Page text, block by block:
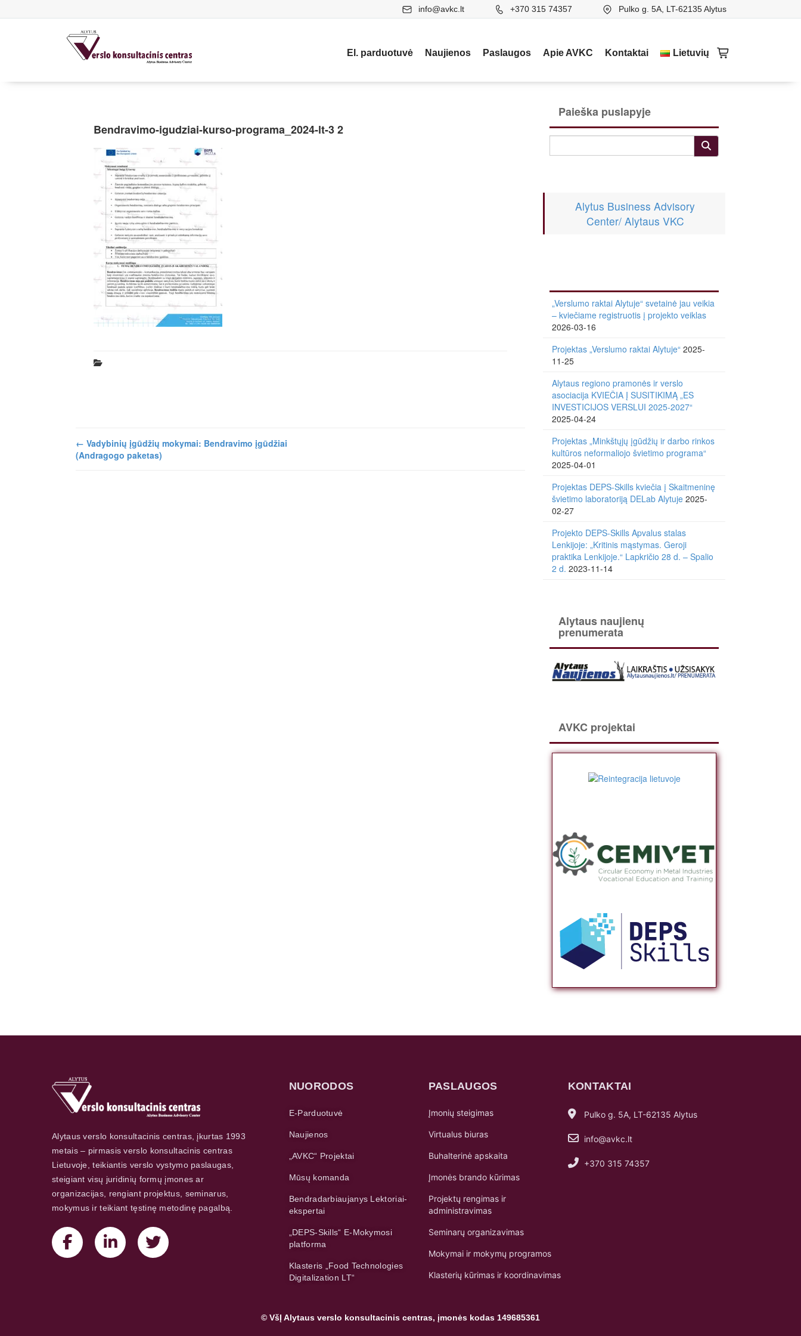
info@avkc.lt +370 315 74357 Pulko g. 5A, LT-62135 Alytus
El. parduotuvė Naujienos Paslaugos Apie AVKC Kontaktai Lietuvių
Bendravimo-igudziai-kurso-programa_2024-lt-3 2
← Vadybinių įgūdžių mokymai: Bendravimo įgūdžiai
(Andragogo paketas)
Paieška puslapyje
Alytus Business Advisory
Center/ Alytaus VKC
„Verslumo raktai Alytuje“ svetainė jau veikia
– kviečiame registruotis į projekto veiklas
2026-03-16
Projektas „Verslumo raktai Alytuje“ 2025-
11-25
Alytaus regiono pramonės ir verslo
asociacija KVIEČIA Į SUSITIKIMĄ „ES
INVESTICIJOS VERSLUI 2025-2027“
2025-04-24
Projektas „Minkštųjų įgūdžių ir darbo rinkos
kultūros neformaliojo švietimo programa“
2025-04-01
Projektas DEPS-Skills kviečia į Skaitmeninę
švietimo laboratoriją DELab Alytuje 2025-
02-27
Projekto DEPS-Skills Apvalus stalas
Lenkijoje: „Kritinis mąstymas. Geroji
praktika Lenkijoje.“ Lapkričio 28 d. – Spalio
2 d. 2023-11-14
Alytaus naujienų
prenumerata
AVKC projektai
Alytaus verslo konsultacinis centras, įkurtas 1993
metais – pirmasis verslo konsultacinis centras
Lietuvoje, teikiantis verslo vystymo paslaugas,
steigiant visų juridinių formų įmones ar
organizacijas, rengiant projektus, seminarus,
mokymus ir teikiant tęstinę metodinę pagalbą.
NUORODOS
E-Parduotuvė
Naujienos
„AVKC“ Projektai
Mūsų komanda
Bendradarbiaujanys Lektoriai-
ekspertai
„DEPS-Skills“ E-Mokymosi
platforma
Klasteris „Food Technologies
Digitalization LT“
PASLAUGOS
Įmonių steigimas
Virtualus biuras
Buhalterinė apskaita
Įmonės brando kūrimas
Projektų rengimas ir
administravimas
Seminarų organizavimas
Mokymai ir mokymų programos
Klasterių kūrimas ir koordinavimas
KONTAKTAI
Pulko g. 5A, LT-62135 Alytus
info@avkc.lt
+370 315 74357
© VšĮ Alytaus verslo konsultacinis centras, įmonės kodas 149685361